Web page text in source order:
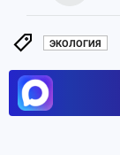
ЭКОЛОГИЯ